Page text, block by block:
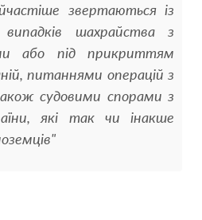
звертаються із
шахрайства з
або під прикриттям
питаннями операцій з
судовими спорами з
які так чи інакше